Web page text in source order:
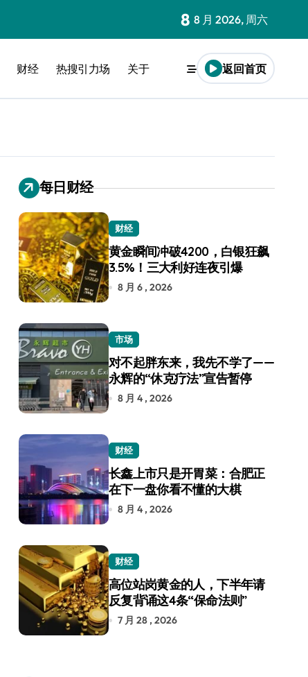
8 8 月 2026, 周六
财经 热搜引力场 关于 返回首页
每日财经
财经
黄金瞬间冲破4200，白银狂飙
3.5%！三大利好连夜引爆
8 月 6 , 2026
市场
对不起胖东来，我先不学了——
永辉的“休克疗法”宣告暂停
8 月 4 , 2026
财经
长鑫上市只是开胃菜：合肥正
在下一盘你看不懂的大棋
8 月 4 , 2026
财经
高位站岗黄金的人，下半年请
反复背诵这4条“保命法则”
7 月 28 , 2026